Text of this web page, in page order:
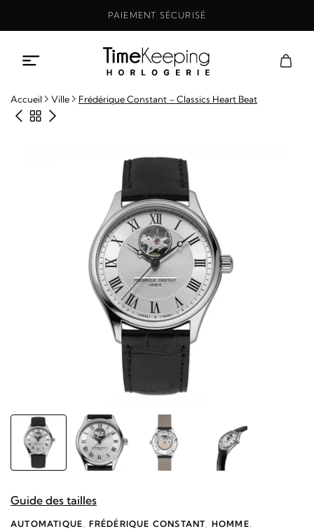
PAIEMENT SÉCURISÉ
Accueil Ville Frédérique Constant – Classics Heart Beat
Produit précédent
Retour à la boutique
Produit suivant
Guide des tailles
AUTOMATIQUE FRÉDÉRIQUE CONSTANT HOMME